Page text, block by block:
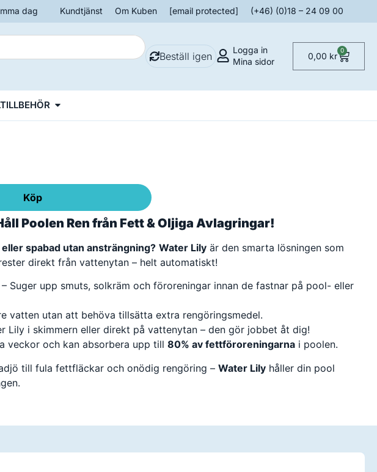
dag Kundtjänst Om Kuben [email protected] (+46) (0)18 – 24 09 00
Beställ igen
Logga in
Mina sidor
0,00 kr
0
Köp
Poolen Ren från Fett & Oljiga Avlagringar!
spabad utan ansträngning? Water Lily är den smarta lösningen som
direkt från vattenytan – helt automatiskt!
– Suger upp smuts, solkräm och föroreningar innan de fastnar på pool- eller
vatten utan att behöva tillsätta extra rengöringsmedel.
Lily i skimmern eller direkt på vattenytan – den gör jobbet åt dig!
veckor och kan absorbera upp till80% av fettföroreningarna i poolen.
till fula fettfläckar och onödig rengöring –Water Lily håller din pool